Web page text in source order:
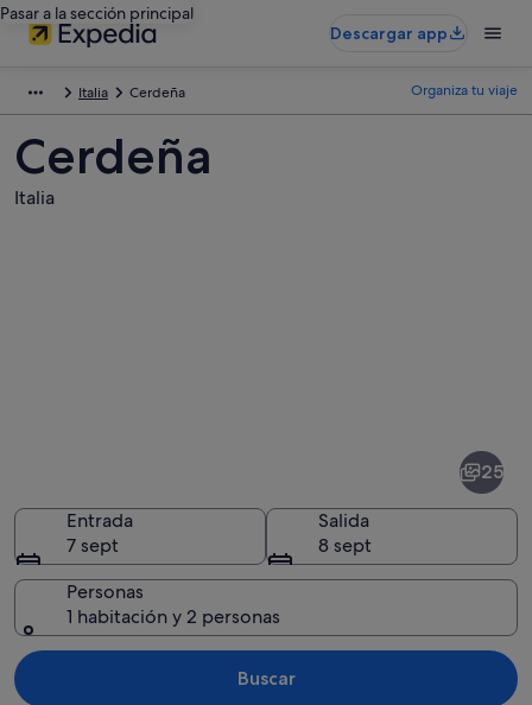
Pasar a la sección principal
Descargar app
Italia Cerdeña Organiza tu viaje
Cerdeña
Italia
Un edificio con restaurante y bar de
25
Entrada
7 sept
Salida
8 sept
Personas
1 habitación y 2 personas
Buscar